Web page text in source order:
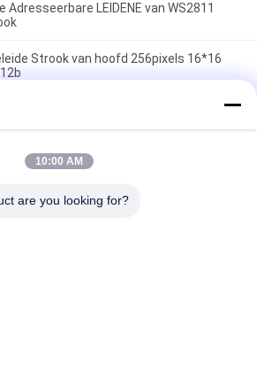
Adresseerbare LEIDENE van WS2811
Strook van hoofd 256pixels 16*16
M 5050 Adresseerbare LEIDENE
categorieën
10:00 AM
are you looking for?